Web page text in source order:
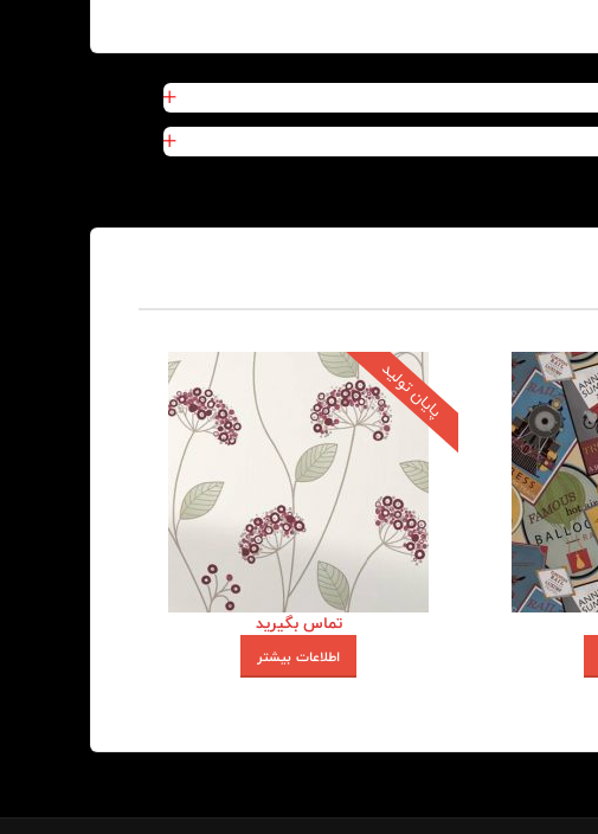
پایان تولید
تماس بگیرید
اطلاعات بیشتر